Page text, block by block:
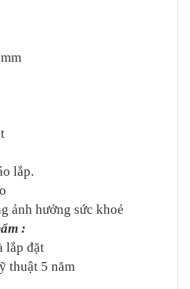
lắp.
ảnh hưởng sức khoẻ
:
lắp đặt
thuật 5 năm